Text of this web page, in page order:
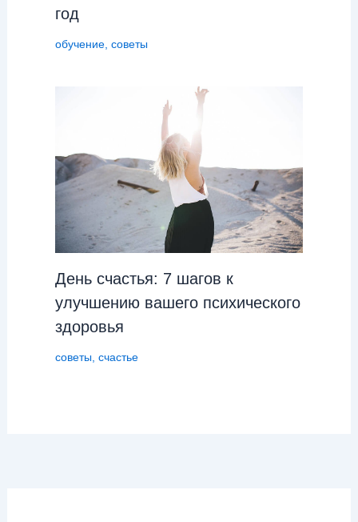
год
обучение, советы
День cчастья: 7 шагов к
улучшению вашего психического
здоровья
советы, счастье